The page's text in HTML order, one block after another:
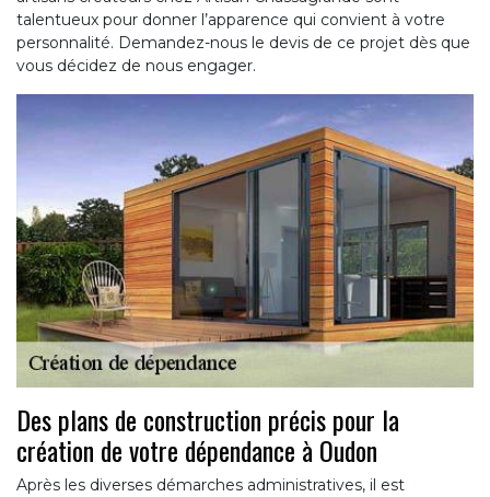
talentueux pour donner l’apparence qui convient à votre
personnalité. Demandez-nous le devis de ce projet dès que
vous décidez de nous engager.
Des plans de construction précis pour la
création de votre dépendance à Oudon
Après les diverses démarches administratives, il est